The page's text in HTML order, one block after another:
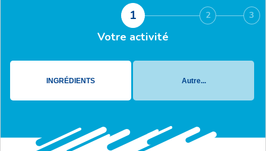
1 2 3
Votre activité
INGRÉDIENTS Autre...